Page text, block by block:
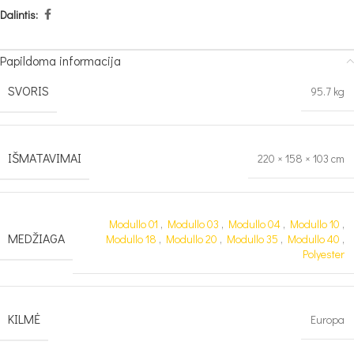
Dalintis:
Papildoma informacija
SVORIS
95.7 kg
IŠMATAVIMAI 220 × 158 × 103 cm
MEDŽIAGA
Modullo 01 , Modullo 03 , Modullo 04 , Modullo 10 ,
Modullo 18 , Modullo 20 , Modullo 35 , Modullo 40 ,
Polyester
KILMĖ Europa